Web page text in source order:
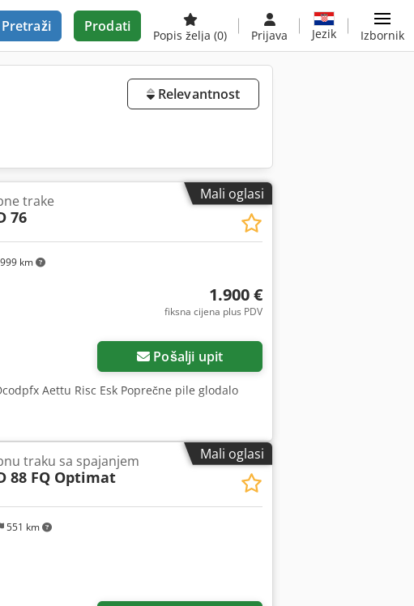
Pretraži Prodati
Popis želja (0) Prijava Jezik Izbornik
Relevantnost
Mali oglasi
km
trake
76
1.900 €
fiksna cijena plus PDV
Pošalji upit
Aettu Risc Esk Poprečne pile glodalo
Mali oglasi
551 km
traku sa spajanjem
88 FQ Optimat